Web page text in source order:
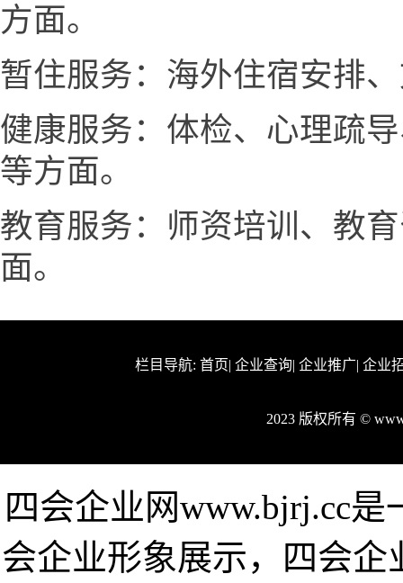
方面。
暂住服务：海外住宿安排
健康服务：体检、心理疏
等方面。
教育服务：师资培训、教
面。
栏目导航: 首页| 企业查询| 企业推广| 企业
2023 版权所有 ©
四会企业网www.bjrj.cc
会企业形象展示，四会